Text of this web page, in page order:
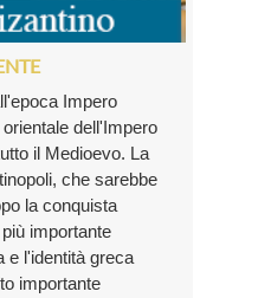
Impero
dell'Impero
il Medioevo. La
che sarebbe
la conquista
importante
e l'identità greca
importante